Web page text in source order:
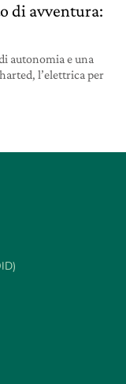
di avventura:
autonomia e una
l’elettrica per